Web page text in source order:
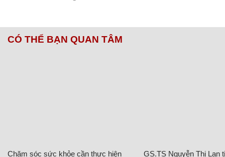
CÓ THỂ BẠN QUAN TÂM
Chăm sóc sức khỏe cần thực hiện
GS.TS Nguyễn Thị Lan